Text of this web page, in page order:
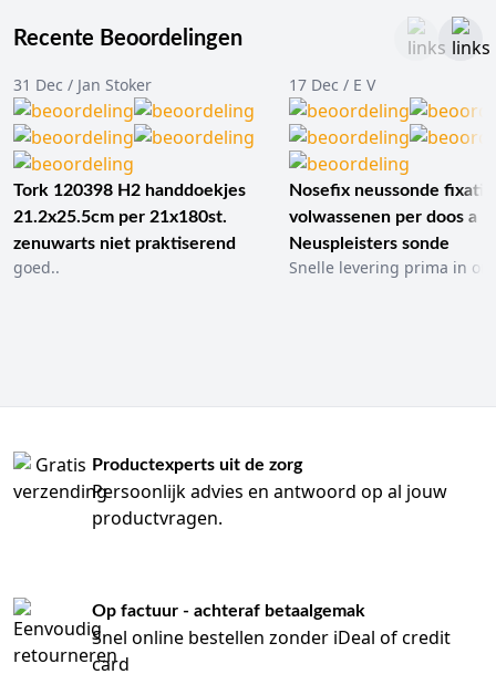
Recente Beoordelingen
31 Dec / Jan Stoker
Tork 120398 H2 handdoekjes
21.2x25.5cm per 21x180st.
zenuwarts niet praktiserend
goed..
17 Dec / E V
Nosefix neussonde
volwassenen per doos a
Neuspleisters sonde
Snelle levering prima in
Productexperts uit de zorg
Persoonlijk advies en antwoord op al jouw
productvragen.
Op factuur - achteraf betaalgemak
Snel online bestellen zonder iDeal of credit
card